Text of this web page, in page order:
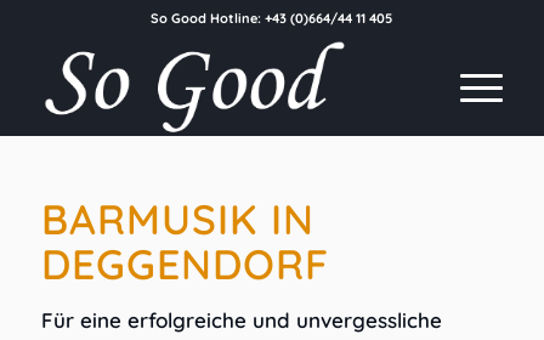
So Good Hotline:+43 (0)664/44 11 405
BARMUSIK IN
DEGGENDORF
Für eine erfolgreiche und unvergessliche